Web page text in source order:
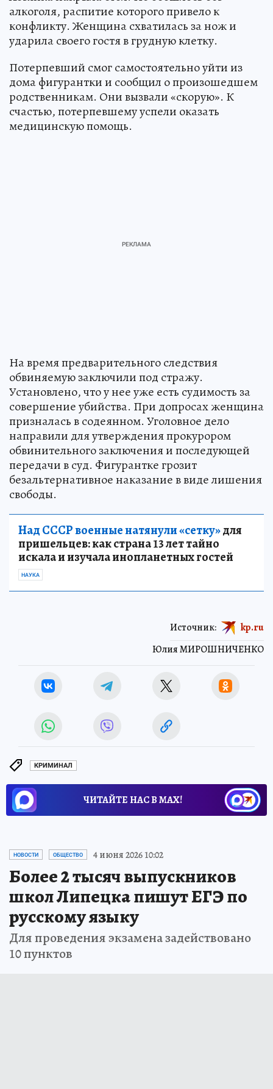
алкоголя, распитие которого привело к
конфликту. Женщина схватилась за нож и
ударила своего гостя в грудную клетку.
Потерпевший смог самостоятельно уйти из
дома фигурантки и сообщил о произошедшем
родственникам. Они вызвали «скорую». К
счастью, потерпевшему успели оказать
медицинскую помощь.
На время предварительного следствия
обвиняемую заключили под стражу.
Установлено, что у нее уже есть судимость за
совершение убийства. При допросах женщина
призналась в содеянном. Уголовное дело
направили для утверждения прокурором
обвинительного заключения и последующей
передачи в суд. Фигурантке грозит
безальтернативное наказание в виде лишения
свободы.
Над СССР военные натянули «сетку»для
пришельцев: как страна 13 лет тайно
искала и изучала инопланетных гостей
НАУКА
Юлия МИРОШНИЧЕНКО
Источник: kp.ru
КРИМИНАЛ
ЧИТАЙТЕ НАС В МАХ!
НОВОСТИ ОБЩЕСТВО 4 июня 2026 10:02
Более 2 тысяч выпускников
школ Липецка пишут ЕГЭ по
русскому языку
Для проведения экзамена задействовано
10 пунктов